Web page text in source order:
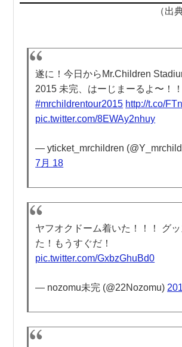
（出
遂に！今日からMr.Children
2015 未完、はーじまーるよ〜！
#mrchildrentour2015 http://t.co/
pic.twitter.com/8EWAy2nhuy
— yticket_mrchildren
7月 18
ヤフオクドーム着いた！！！ グッ
た！もうすぐだ！
pic.twitter.com/GxbzGhuBd0
— nozomu未完 (@22Nozomu)